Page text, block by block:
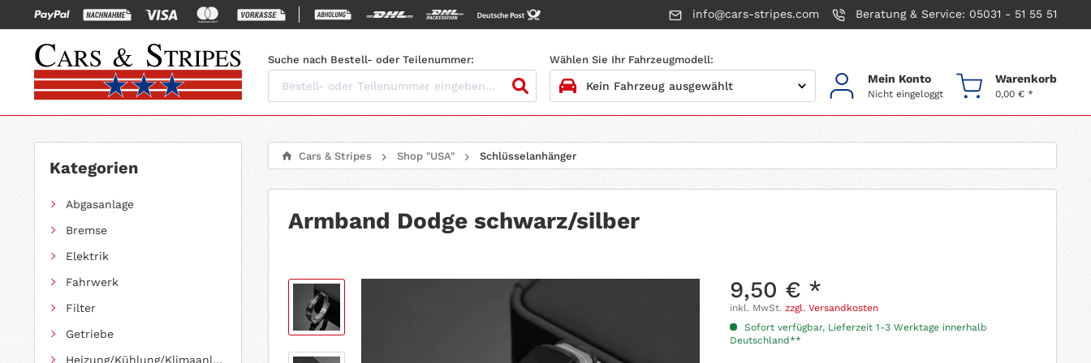
info@cars-stripes.com Beratung & Service: 05031 - 51 55 51
Suche nach Bestell- oder Teilenummer: Wählen Sie Ihr Fahrzeugmodell:
2. MODELL
BAUJAHR
Mein Konto
Nicht eingeloggt
Warenkorb
0,00 € *
Kategorien
Abgasanlage
Bremse
Elektrik
Fahrwerk
Filter
Getriebe
Heizung/Kühlung/Klimaanlage
Cars & Stripes Shop "USA" Schlüsselanhänger
Armband Dodge schwarz/silber
9,50 € *
inkl. MwSt. zzgl. Versandkosten
Sofort verfügbar, Lieferzeit 1-3 Werktage innerhalb
Deutschland**